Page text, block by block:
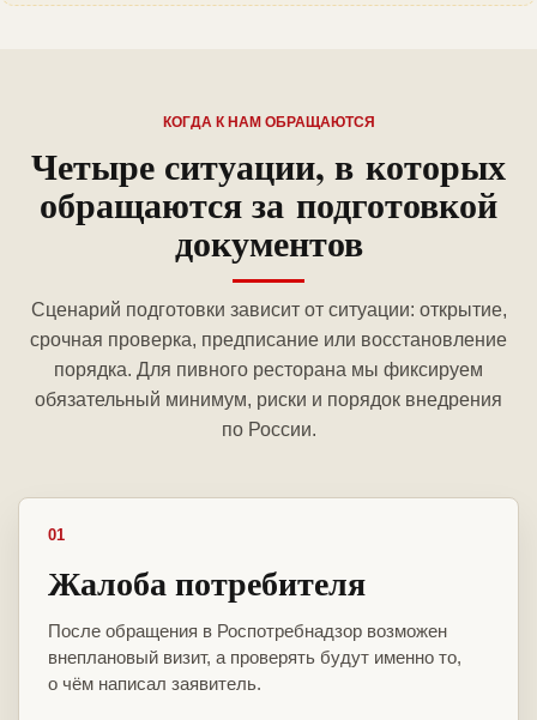
КОГДА К НАМ ОБРАЩАЮТСЯ
Четыре ситуации, в которых
обращаются за подготовкой
документов
Сценарий подготовки зависит от ситуации: открытие,
срочная проверка, предписание или восстановление
порядка. Для пивного ресторана мы фиксируем
обязательный минимум, риски и порядок внедрения
по России.
01
Жалоба потребителя
После обращения в Роспотребнадзор возможен
внеплановый визит, а проверять будут именно то,
о чём написал заявитель.